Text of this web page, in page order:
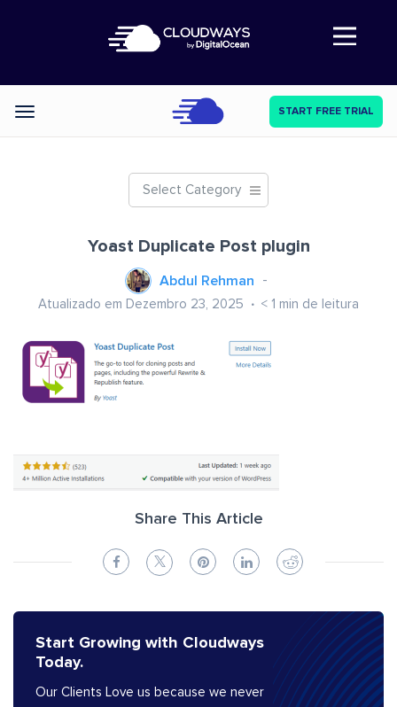
Abre a navegação
Categories START FREE TRIAL
Select Category
Yoast Duplicate Post plugin
Abdul Rehman
Atualizado em Dezembro 23, 2025 < 1 min de leitura
Share This Article
Start Growing with Cloudways
Today.
Our Clients Love us because we never